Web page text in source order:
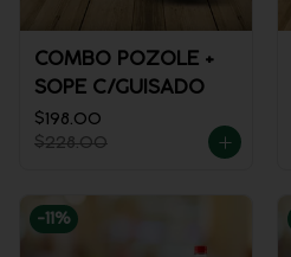
COMBO POZOLE +
SOPE C/GUISADO
$198.00
$228.00
-11 %